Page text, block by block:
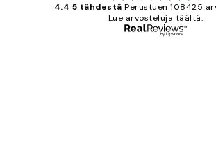
4.4 5 tähdestä Perustuen 108425
Lue arvosteluja täältä.